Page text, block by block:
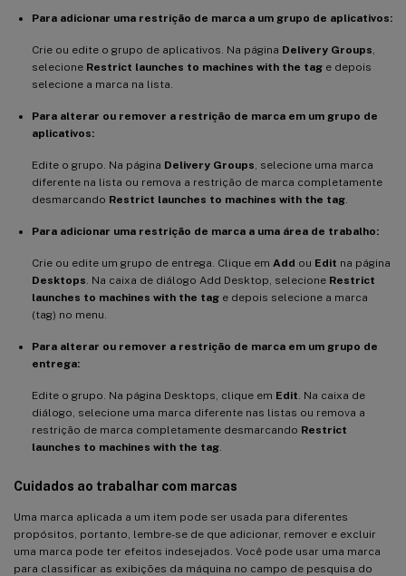
Para adicionar uma restrição de marca a um grupo de aplicativos:
Crie ou edite o grupo de aplicativos. Na página Delivery Groups
selecione Restrict launches to machines with the tag e depois
selecione a marca na lista.
Para alterar ou remover a restrição de marca em um grupo de
aplicativos:
Edite o grupo. Na página Delivery Groups , selecione uma marca
diferente na lista ou remova a restrição de marca completamente
desmarcando Restrict launches to machines with the tag
Para adicionar uma restrição de marca a uma área de trabalho:
Crie ou edite um grupo de entrega. Clique em Add ou Edit na página
Desktops . Na caixa de diálogo Add Desktop, selecione Restrict
launches to machines with the tag e depois selecione a marca
(tag) no menu.
Para alterar ou remover a restrição de marca em um grupo de
entrega:
Edite o grupo. Na página Desktops, clique em Edit . Na caixa de
diálogo, selecione uma marca diferente nas listas ou remova a
restrição de marca completamente desmarcando Restrict
launches to machines with the tag
Cuidados ao trabalhar com marcas
Uma marca aplicada a um item pode ser usada para diferentes
propósitos, portanto, lembre-se de que adicionar, remover e excluir
uma marca pode ter efeitos indesejados. Você pode usar uma marca
para classificar as exibições da máquina no campo de pesquisa do